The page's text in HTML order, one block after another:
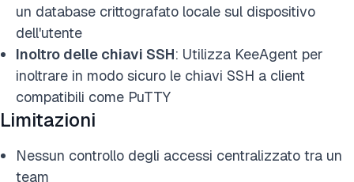
un database crittografato locale sul dispositivo
dell'utente
Inoltro delle chiavi SSH: Utilizza KeeAgent per
inoltrare in modo sicuro le chiavi SSH a client
compatibili come PuTTY
Limitazioni
Nessun controllo degli accessi centralizzato tra un
team